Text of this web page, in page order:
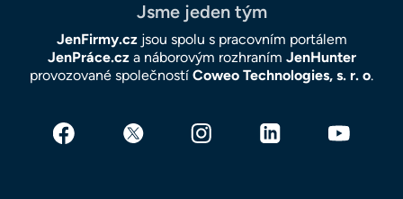
Jsme jeden tým
JenFirmy.czjsou spolu s pracovním portálem
JenPráce.cza náborovým rozhraním JenHunter
provozované společností Coweo Technologies, s. r. o.